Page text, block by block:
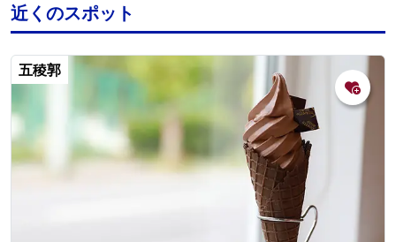
近くのスポット
五稜郭